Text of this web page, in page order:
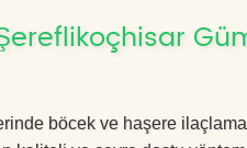
böcek ve haşere